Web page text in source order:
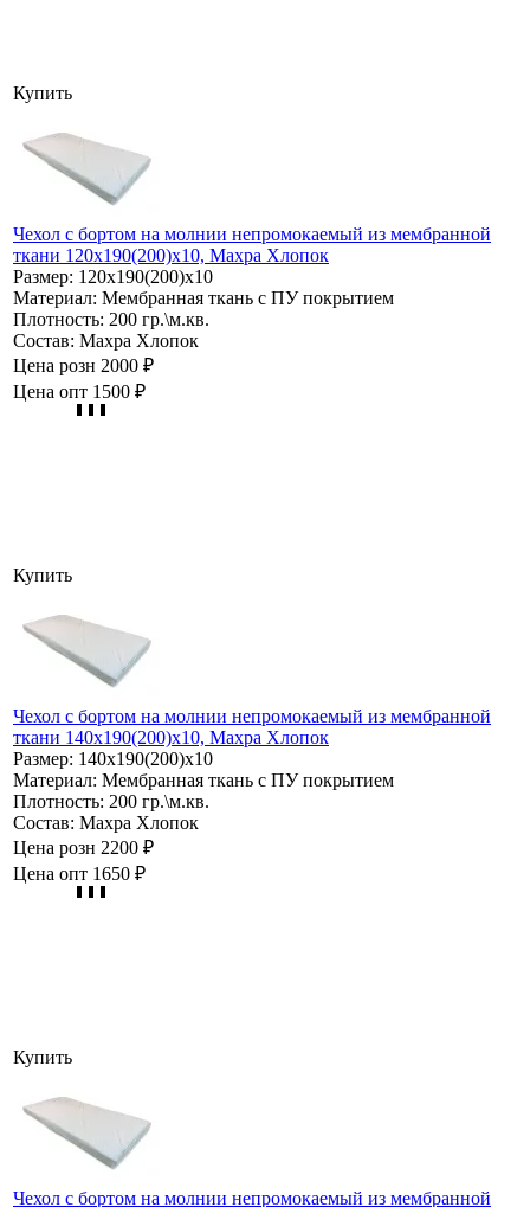
Купить
Чехол с бортом на молнии непромокаемый из мембранной
ткани 120х190(200)х10, Махра Хлопок
Размер: 120х190(200)х10
Материал: Мембранная ткань с ПУ покрытием
Плотность: 200 гр.\м.кв.
Состав: Махра Хлопок
Цена розн 2000 ₽
Цена опт 1500 ₽
Купить
Чехол с бортом на молнии непромокаемый из мембранной
ткани 140х190(200)х10, Махра Хлопок
Размер: 140х190(200)х10
Материал: Мембранная ткань с ПУ покрытием
Плотность: 200 гр.\м.кв.
Состав: Махра Хлопок
Цена розн 2200 ₽
Цена опт 1650 ₽
Купить
Чехол с бортом на молнии непромокаемый из мембранной